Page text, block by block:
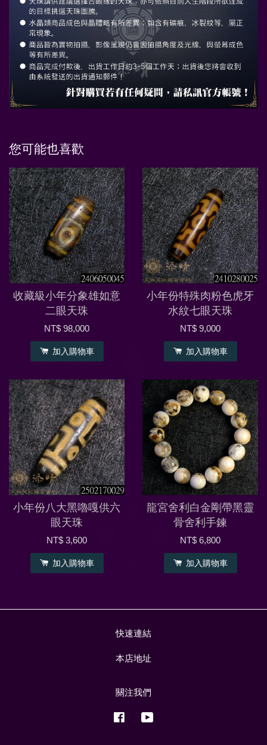
您可能也喜歡
收藏級小年分象雄如意
二眼天珠
NT$ 98,000
加入購物車
小年份特殊肉粉色虎牙
水紋七眼天珠
NT$ 9,000
加入購物車
小年份八大黑嚕嘎供六
眼天珠
NT$ 3,600
加入購物車
龍宮舍利白金剛帶黑靈
骨舍利手鍊
NT$ 6,800
加入購物車
快速連結
本店地址
關注我們
Facebook